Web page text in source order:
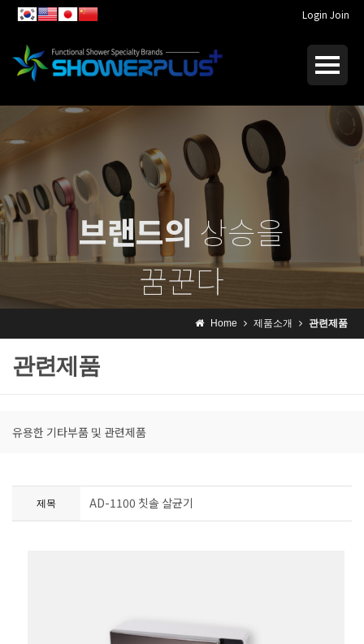
Login Join
브랜드의 상승을
꿈꾼다
I dream ofrising brand
Home 제품소개 관련제품
관련제품
유용한 기타부품 및 관련제품
제목 AD-1100 칫솔 살균기